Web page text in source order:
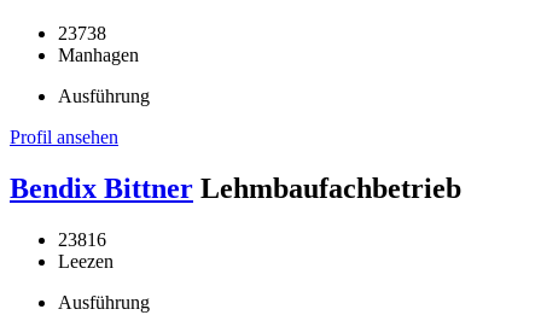
23738
Manhagen
Ausführung
Profil ansehen
Bendix Bittner Lehmbaufachbetrieb
23816
Leezen
Ausführung